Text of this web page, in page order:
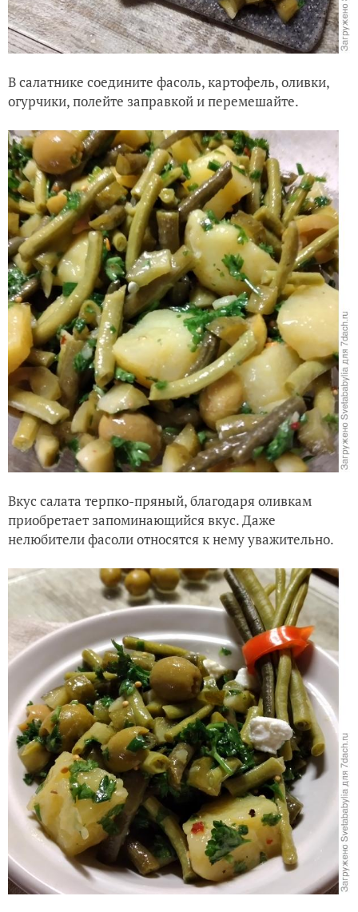
В салатнике соедините фасоль, картофель, оливки,
огурчики, полейте заправкой и перемешайте.
Вкус салата терпко-пряный, благодаря оливкам
приобретает запоминающийся вкус. Даже
нелюбители фасоли относятся к нему уважительно.